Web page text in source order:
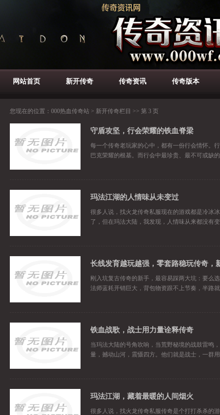
网站首页 新开传奇 传奇资讯 传奇版本
您现在的位置： 000热血传奇站 > 新开传奇栏目 >> 第 3 页
守盾攻坚，行会荣耀的铁血脊梁
每一个传奇老玩家的心中，都有一份行会情怀。
巴克荣耀的根基。而行会中最珍贵、最不可或缺
玛法江湖的人情味从未变过
很多人说，找火龙传奇私服现在的游戏都是冷冰
了，但在玛法大陆，我发现，人情味从来都没有
刚入坑复古传奇的新手，最容易踩两大坑：要么
法师蓝耗开销巨大，背包物资跟不上节奏，半路
铁血战歌，战士用力量诠释传奇
当玛法大陆的号角吹响，当荒野秘境的战鼓雷鸣
量，撼动山河，震慑四方。他们就是战士，一群
玛法江湖，藏着最暖的人间烟火
很多人说，找火龙传奇私服传奇是个打打杀杀的